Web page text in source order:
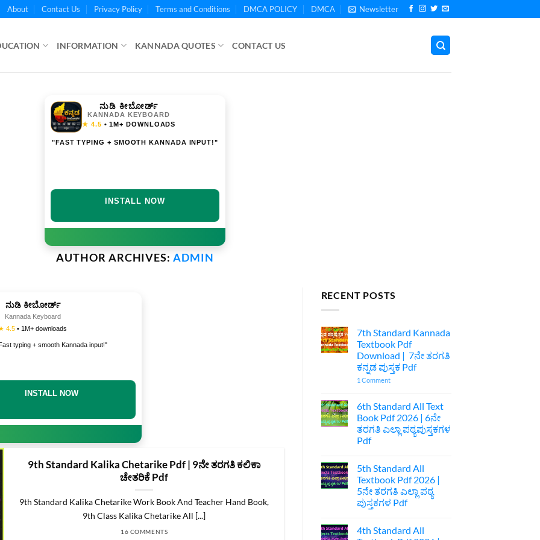
About Contact Us Privacy Policy Terms and Conditions DMCA POLICY DMCA Newsletter
INFORMATION KANNADA QUOTES CONTACT US
ನುಡಿ ಕೀಬೋರ್ಡ್
KANNADA KEYBOARD
★ 4.5 • 1M+ DOWNLOADS
"FAST TYPING + SMOOTH KANNADA INPUT!"
AUTHOR ARCHIVES:ADMIN
ನುಡಿ ಕೀಬೋರ್ಡ್
Kannada Keyboard
4.5 • 1M+ downloads
typing + smooth Kannada input!"
9th Standard Kalika Chetarike Pdf | 9ನೇ ತರಗತಿ ಕಲಿಕಾ
ಚೇತರಿಕೆ Pdf
9th Standard Kalika Chetarike Work Book And Teacher Hand Book,
9th Class Kalika Chetarike All [...]
16 COMMENTS
RECENT POSTS
7th Standard Kannada
Textbook Pdf
Download | 7ನೇ ತರಗತಿ
ಕನ್ನಡ ಪುಸ್ತಕ Pdf
1 Commenton
Kannada
Textbook
Pdf
Download
|
ಪುಸ್ತಕ
Pdf
6th Standard All Text
Book Pdf 2026 | 6ನೇ
ತರಗತಿ ಎಲ್ಲಾ ಪಠ್ಯಪುಸ್ತಕಗಳ
Pdf
on
6th
Standard
All
Text
Book
|
6ನೇ
5th Standard All
Textbook Pdf 2026 |
5ನೇ ತರಗತಿ ಎಲ್ಲಾ ಪಠ್ಯ
ಪುಸ್ತಕಗಳ Pdf
on
5th
4th Standard All